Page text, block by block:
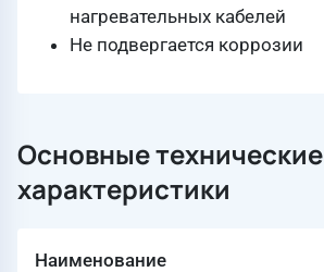
нагревательных кабелей
Не подвергается коррозии
Основные технические
характеристики
Наименование